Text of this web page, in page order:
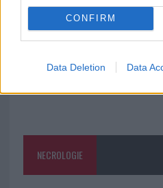
CONFIRM
Data Deletion Data
NECROLOGIE